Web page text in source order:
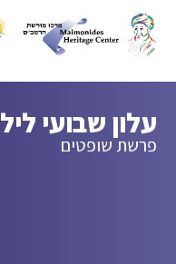
עלון שבועי
פרשת שופטים